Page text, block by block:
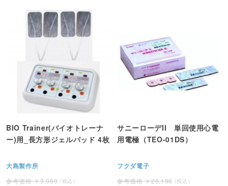
BIO Trainer(バイオトレーナ
ー)用_長方形ジェルパッド 4枚
大島製作所
3,080
サニーローデII 単回使用心電
用電極（TEO-01DS）
フクダ電子
20,196